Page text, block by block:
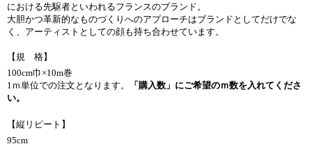
における先駆者といわれるフランスのブランド。
大胆かつ革新的なものづくりへのアプローチはブランドとしてだけでな
く、アーティストとしての顔も持ち合わせています。
【規 格】
100cm巾×10m巻
1ｍ単位での注文となります。
「購入数」にご希望のｍ数を入れてくださ
い。
【縦リピート】
95cm